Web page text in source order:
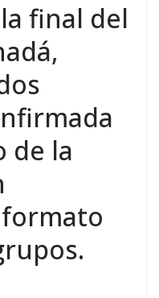
final del
de la